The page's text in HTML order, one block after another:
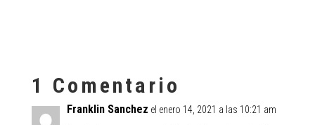
1 Comentario
Franklin Sanchez el enero 14, 2021 a las 10:21 am